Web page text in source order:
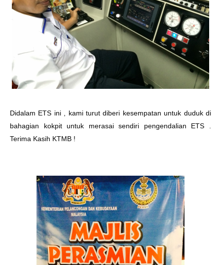
Didalam ETS ini , kami turut diberi kesempatan untuk duduk di
bahagian kokpit untuk merasai sendiri pengendalian ETS .
Terima Kasih KTMB !